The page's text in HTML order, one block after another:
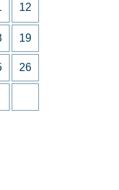
12
19
26